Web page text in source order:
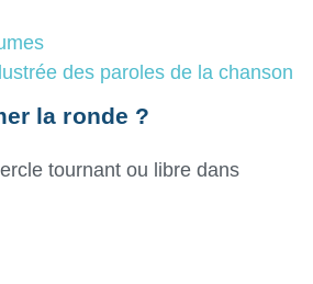
des paroles de la chanson
la ronde ?
tournant ou libre dans